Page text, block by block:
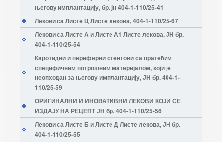
његову имплантацију, бр. јн 404-1-110/25-41
Лекови са Листе Ц Листе лекова, 404-1-110/25-67
Лекови са Листе А и Листе А1 Листе лекова, ЈН бр.
404-1-110/25-54
Каротидни и периферни стентови са пратећим
специфичним потрошним материјалом, који је
неопходан за његову имплантацију, ЈН бр. 404-1-
110/25-59
ОРИГИНАЛНИ И ИНОВАТИВНИ ЛЕКОВИ КОЈИ СЕ
ИЗДАЈУ НА РЕЦЕПТ ЈН бр. 404-1-110/25-56
Лекови са Листе Б и Листе Д Листе лекова, ЈН бр.
404-1-110/25-55